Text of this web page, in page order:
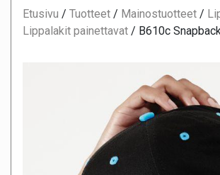
Etusivu / Tuotteet / Mainostuotteet /
Lippalakit painettavat / B610c